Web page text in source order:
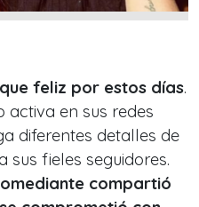
feliz por estos días.
activa en sus redes
diferentes detalles de
sus fieles seguidores.
compartió